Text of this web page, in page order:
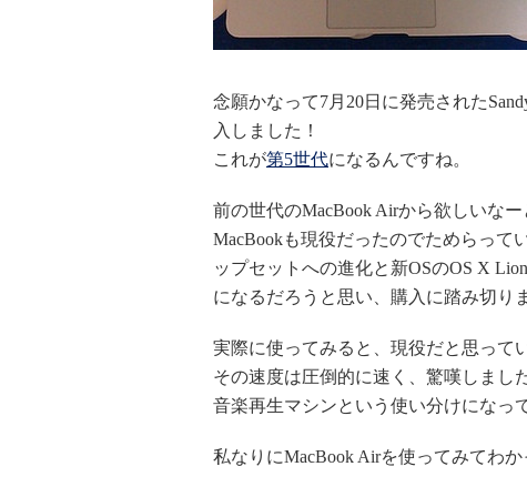
念願かなって7月20日に発売された
入しました！
これが第5世代になるんですね。
前の世代のMacBook Airから欲しいな
MacBookも現役だったのでためらって
ップセットへの進化と新OSのOS X
になるだろうと思い、購入に踏み切り
実際に使ってみると、現役だと思って
その速度は圧倒的に速く、驚嘆しまし
音楽再生マシンという使い分けになっ
私なりにMacBook Airを使ってみてわ